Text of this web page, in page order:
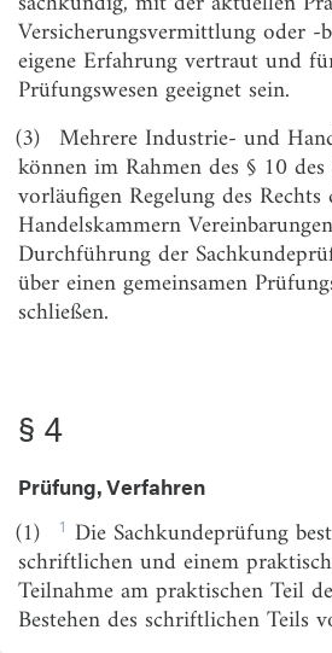
§ 3
Zuständige Stelle und
§ 4
Prüfung, Verfahren
§ 5
Gleichstellung anderer
§ 6
Anerkennung von
Befähigungsnachweisen im
Niederlassungsfreiheit
§ 7
Weiterbildung
Abschnitt 2
§ 9
Zugang
Abschnitt 3
Anforderungen an die
§ 11
Geltungsbereich der
Versicherungsvermittlung oder -
eigene Erfahrung vertraut und
Prüfungswesen geeignet sein.
(3) Mehrere Industrie- und
können im Rahmen des § 10 des
vorläufigen Regelung des
Handelskammern
Durchführung der
über einen gemeinsamen
schließen.
§ 4
Prüfung, Verfahren
(1) 1 Die Sachkundeprüfung
schriftlichen und einem
Teilnahme am praktischen Teil
Bestehen des schriftlichen Teils